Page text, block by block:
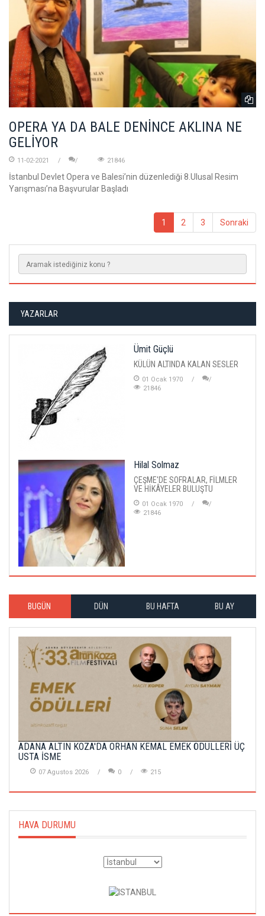
OPERA YA DA BALE DENİNCE AKLINA NE
GELİYOR
11-02-2021 21846
İstanbul Devlet Opera ve Balesi’nin düzenlediği 8.Ulusal Resim
Yarışması’na Başvurular Başladı
1 2 3 Sonraki
YAZARLAR
Ümit Güçlü
KÜLÜN ALTINDA KALAN SESLER
01 Ocak 1970
21846
Hilal Solmaz
ÇEŞME'DE SOFRALAR, FİLMLER
VE HİKÂYELER BULUŞTU
01 Ocak 1970
21846
BUGÜN DÜN BU HAFTA BU AY
ADANA ALTIN KOZA'DA ORHAN KEMAL EMEK ÖDÜLLERİ ÜÇ
USTA İSME
07 Agustos 2026 0 215
HAVA DURUMU